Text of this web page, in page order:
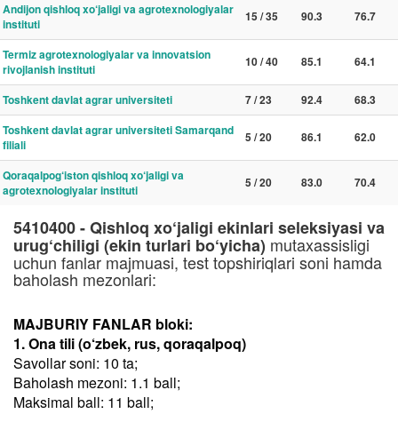
Andijon qishloq xo‘jaligi va agrotexnologiyalar
instituti
15 / 35 90.3 76.7
Termiz agrotexnologiyalar va innovatsion
rivojlanish instituti
10 / 40 85.1 64.1
Toshkent davlat agrar universiteti 7 / 23 92.4
68.3
Toshkent davlat agrar universiteti Samarqand
filiali
5 / 20 86.1 62.0
Qoraqalpog‘iston qishloq xo‘jaligi va
agrotexnologiyalar instituti
5 / 20 83.0 70.4
5410400 - Qishloq xo‘jaligi ekinlari seleksiyasi va
urug‘chiligi (ekin turlari bo‘yicha) mutaxassisligi
uchun fanlar majmuasi, test topshiriqlari soni hamda
baholash mezonlari:
MAJBURIY FANLAR bloki:
1. Ona tili (o‘zbek, rus, qoraqalpoq)
Savollar soni: 10 ta;
Baholash mezoni: 1.1 ball;
Maksimal ball: 11 ball;